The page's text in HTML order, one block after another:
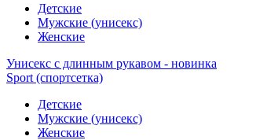
Детские
Мужские (унисекс)
Женские
Унисекс с длинным рукавом - новинка
Sport (спортсетка)
Детские
Мужские (унисекс)
Женские